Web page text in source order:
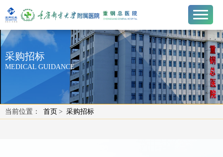
采购招标
MEDICAL GUIDANCE
当前位置： 首页 > 采购招标